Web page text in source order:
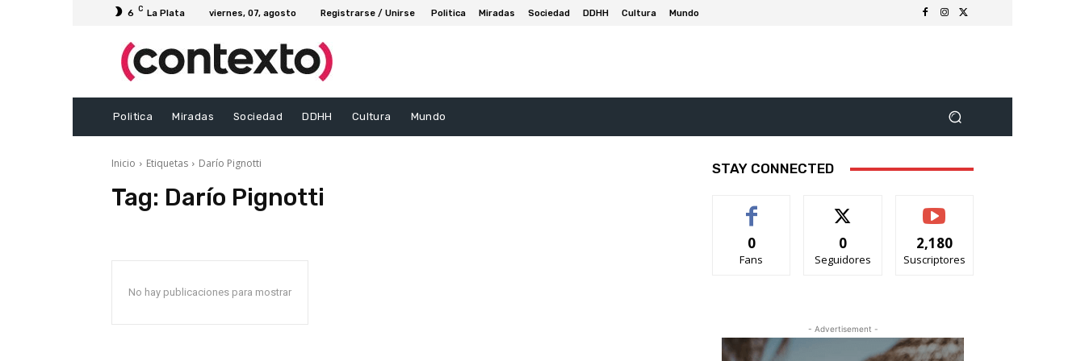
6 C La Plata viernes, 07, agosto Registrarse / Unirse Politica Miradas Sociedad DDHH Cultura Mundo
Politica Miradas Sociedad DDHH Cultura Mundo
Inicio Etiquetas Darío Pignotti
Tag: Darío Pignotti
No hay publicaciones para mostrar
STAY CONNECTED
0
Fans
0
Seguidores
2,180
Suscriptores
- Advertisement -